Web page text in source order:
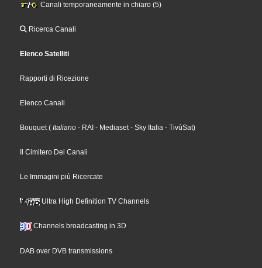
Canali temporaneamente in chiaro (5)
Ricerca Canali
Elenco Satelliti
Rapporti di Ricezione
Elenco Canali
Bouquet( Italiano - RAI - Mediaset- Sky Italia - TivùSat)
Il Cimitero Dei Canali
Le Immagini più Ricercate
Ultra High Definition TV Channels
Channels broadcasting in 3D
DAB over DVB transmissions